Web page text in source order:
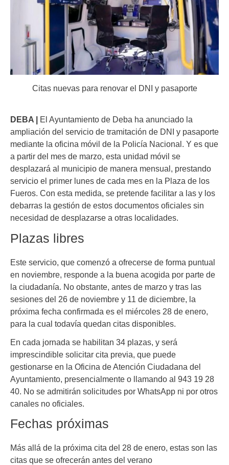
Citas nuevas para renovar el DNI y pasaporte
DEBA |
El Ayuntamiento de Deba ha anunciado la
ampliación del servicio de tramitación de DNI y pasaporte
mediante la oficina móvil de la Policía Nacional. Y es que
a partir del mes de marzo, esta unidad móvil se
desplazará al municipio de manera mensual, prestando
servicio el primer lunes de cada mes en la Plaza de los
Fueros. Con esta medida, se pretende facilitar a las y los
debarras la gestión de estos documentos oficiales sin
necesidad de desplazarse a otras localidades.
Plazas libres
Este servicio, que comenzó a ofrecerse de forma puntual
en noviembre, responde a la buena acogida por parte de
la ciudadanía. No obstante, antes de marzo y tras las
sesiones del 26 de noviembre y 11 de diciembre, la
próxima fecha confirmada es el miércoles 28 de enero,
para la cual todavía quedan citas disponibles.
En cada jornada se habilitan 34 plazas, y será
imprescindible solicitar cita previa, que puede
gestionarse en la Oficina de Atención Ciudadana del
Ayuntamiento, presencialmente o llamando al 943 19 28
40. No se admitirán solicitudes por WhatsApp ni por otros
canales no oficiales.
Fechas próximas
Más allá de la próxima cita del 28 de enero, estas son las
citas que se ofrecerán antes del verano